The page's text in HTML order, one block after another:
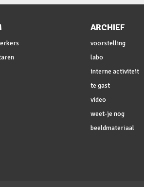
ARCHIEF
voorstelling
labo
interne activiteit
te gast
video
weet-je nog
beeldmateriaal